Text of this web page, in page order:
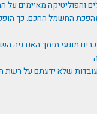
והפוליטיקה מאיימים על
החשמל החכם: כך
מונעי מימן: